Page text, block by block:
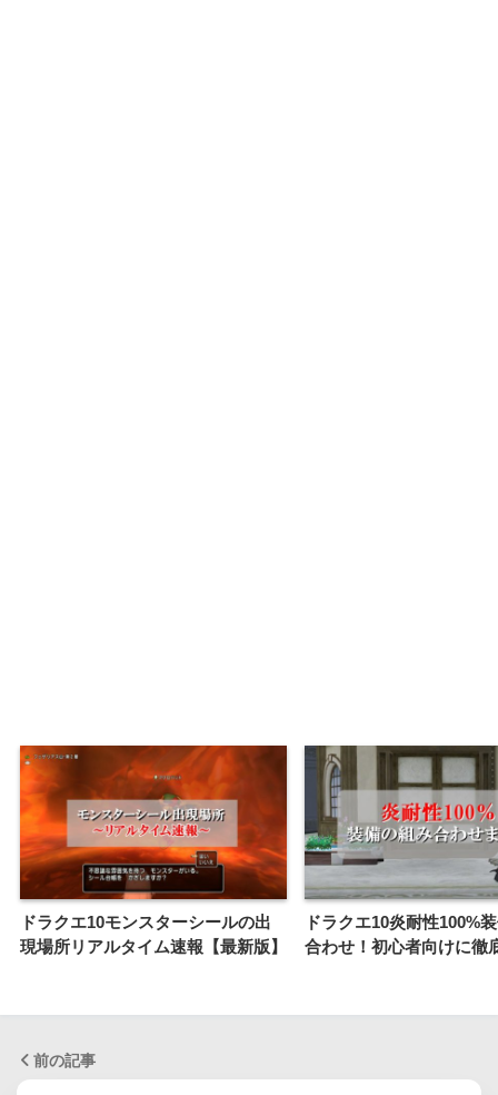
ドラクエ10モンスターシールの出
現場所リアルタイム速報【最新版】
ドラクエ10炎耐性100%
合わせ！初心者向けに徹
前の記事